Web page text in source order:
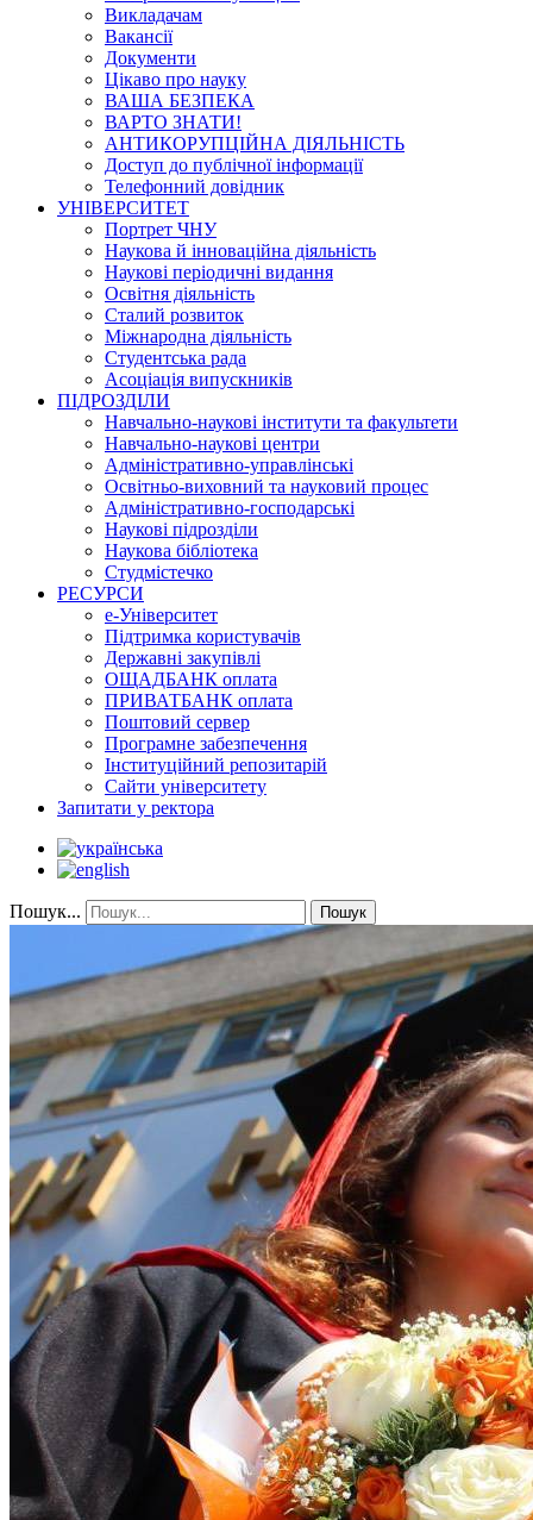
Викладачам
Вакансії
Документи
Цікаво про науку
ВАША БЕЗПЕКА
ВАРТО ЗНАТИ!
АНТИКОРУПЦІЙНА ДІЯЛЬНІСТЬ
Доступ до публічної інформації
Телефонний довідник
УНІВЕРСИТЕТ
Портрет ЧНУ
Наукова й інноваційна діяльність
Наукові періодичні видання
Освітня діяльність
Сталий розвиток
Міжнародна діяльність
Студентська рада
Асоціація випускників
ПІДРОЗДІЛИ
Навчально-наукові інститути та факультети
Навчально-наукові центри
Адміністративно-управлінські
Освітньо-виховний та науковий процес
Адміністративно-господарські
Наукові підрозділи
Наукова бібліотека
Студмістечко
РЕСУРСИ
е-Університет
Підтримка користувачів
Державні закупівлі
ОЩАДБАНК оплата
ПРИВАТБАНК оплата
Поштовий сервер
Програмне забезпечення
Інституційний репозитарій
Сайти університету
Запитати у ректора
Пошук... Пошук